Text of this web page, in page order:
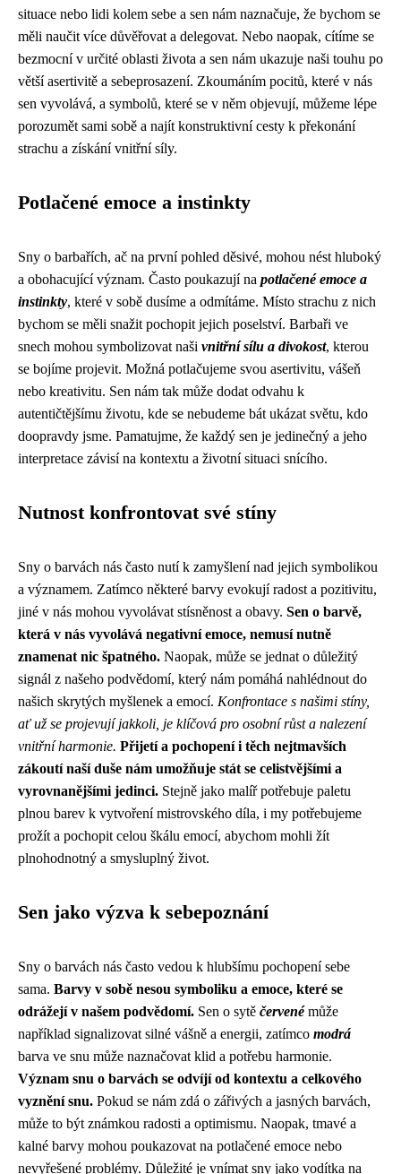
situace nebo lidi kolem sebe a sen nám naznačuje, že bychom se
měli naučit více důvěřovat a delegovat. Nebo naopak, cítíme se
bezmocní v určité oblasti života a sen nám ukazuje naši touhu po
větší asertivitě a sebeprosazení. Zkoumáním pocitů, které v nás
sen vyvolává, a symbolů, které se v něm objevují, můžeme lépe
porozumět sami sobě a najít konstruktivní cesty k překonání
strachu a získání vnitřní síly.
Potlačené emoce a instinkty
Sny o barbařích, ač na první pohled děsivé, mohou nést hluboký
a obohacující význam. Často poukazují na potlačené emoce a
instinkty, které v sobě dusíme a odmítáme. Místo strachu z nich
bychom se měli snažit pochopit jejich poselství. Barbaři ve
snech mohou symbolizovat naši vnitřní sílu a divokost, kterou
se bojíme projevit. Možná potlačujeme svou asertivitu, vášeň
nebo kreativitu. Sen nám tak může dodat odvahu k
autentičtějšímu životu, kde se nebudeme bát ukázat světu, kdo
doopravdy jsme. Pamatujme, že každý sen je jedinečný a jeho
interpretace závisí na kontextu a životní situaci snícího.
Nutnost konfrontovat své stíny
Sny o barvách nás často nutí k zamyšlení nad jejich symbolikou
a významem. Zatímco některé barvy evokují radost a pozitivitu,
jiné v nás mohou vyvolávat stísněnost a obavy. Sen o barvě,
která v nás vyvolává negativní emoce, nemusí nutně
znamenat nic špatného. Naopak, může se jednat o důležitý
signál z našeho podvědomí, který nám pomáhá nahlédnout do
našich skrytých myšlenek a emocí. Konfrontace s našimi stíny,
ať už se projevují jakkoli, je klíčová pro osobní růst a nalezení
vnitřní harmonie. Přijetí a pochopení i těch nejtmavších
zákoutí naší duše nám umožňuje stát se celistvějšími a
vyrovnanějšími jedinci. Stejně jako malíř potřebuje paletu
plnou barev k vytvoření mistrovského díla, i my potřebujeme
prožít a pochopit celou škálu emocí, abychom mohli žít
plnohodnotný a smysluplný život.
Sen jako výzva k sebepoznání
Sny o barvách nás často vedou k hlubšímu pochopení sebe
sama. Barvy v sobě nesou symboliku a emoce, které se
odrážejí v našem podvědomí. Sen o sytě červenémůže
například signalizovat silné vášně a energii, zatímco modrá
barva ve snu může naznačovat klid a potřebu harmonie.
Význam snu o barvách se odvíjí od kontextu a celkového
vyznění snu. Pokud se nám zdá o zářivých a jasných barvách,
může to být známkou radosti a optimismu. Naopak, tmavé a
kalné barvy mohou poukazovat na potlačené emoce nebo
nevyřešené problémy. Důležité je vnímat sny jako vodítka na